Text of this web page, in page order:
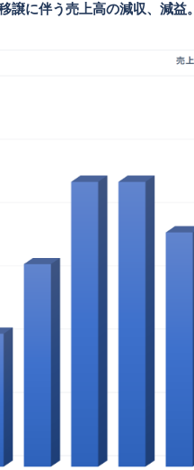
に伴う売上高の減収、減益。